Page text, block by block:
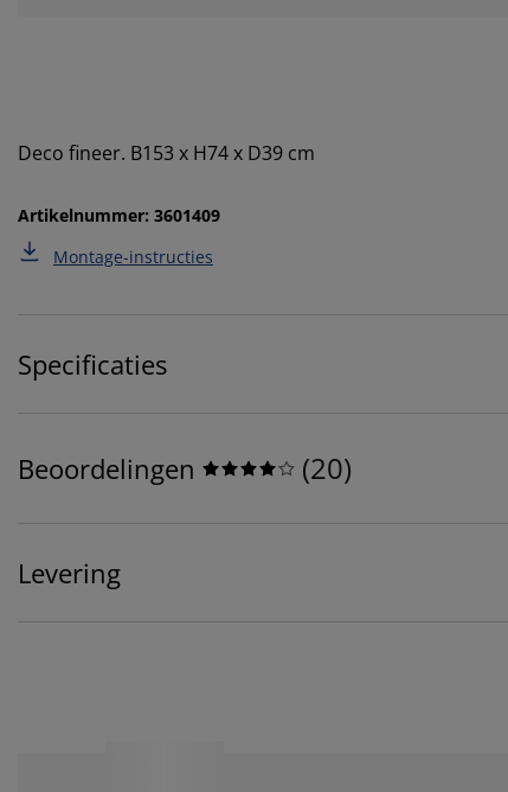
Deco fineer. B153 x H74 x D39 cm
Artikelnummer: 3601409
Montage-instructies
Specificaties
Beoordelingen (20)
Levering